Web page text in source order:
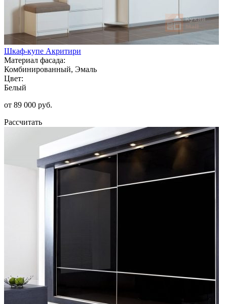
Шкаф-купе Акритири
Материал фасада:
Комбинированный, Эмаль
Цвет:
Белый
от 89 000 руб.
Рассчитать